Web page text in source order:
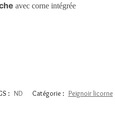
avec corne intégrée
: ND Catégorie : Peignoir licorne